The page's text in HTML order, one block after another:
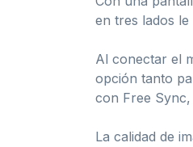
en tres lados
Al conectar el
opción tanto
con Free
La calidad de